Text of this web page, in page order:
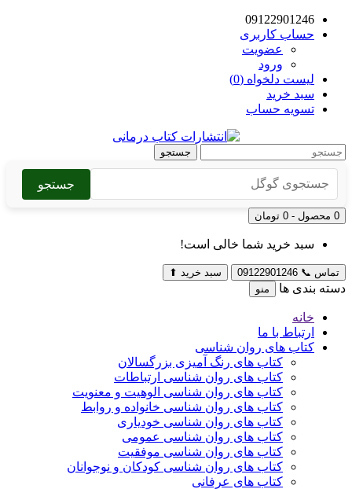
09122901246
حساب کاربری
عضویت
ورود
لیست دلخواه (0)
سبد خرید
تسویه حساب
جستجو
جستجو
0 محصول - 0 تومان
سبد خرید شما خالی است!
تماس 📞
09122901246 سبد خرید ⬆
دسته بندی ها منو
خانه
ارتباط با ما
کتاب های روان شناسی
کتاب های رنگ آمیزی بزرگسالان
کتاب های روان شناسی ارتباطات
کتاب های روان شناسی الوهیت و معنویت
کتاب های روان شناسی خانواده و روابط
کتاب های روان شناسی خودیاری
کتاب های روان شناسی عمومی
کتاب های روان شناسی موفقیت
کتاب های روان شناسی کودکان و نوجوانان
کتاب های عرفانی